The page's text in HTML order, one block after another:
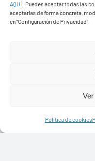
AQUÍ
Puedes aceptar todas las
aceptarlas de forma concreta,
en “Configuración de Privacidad”.
Política de cookies